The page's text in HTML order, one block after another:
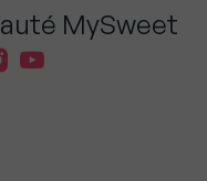
MySweet